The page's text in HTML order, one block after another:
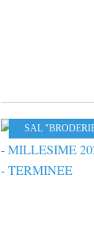
SAL